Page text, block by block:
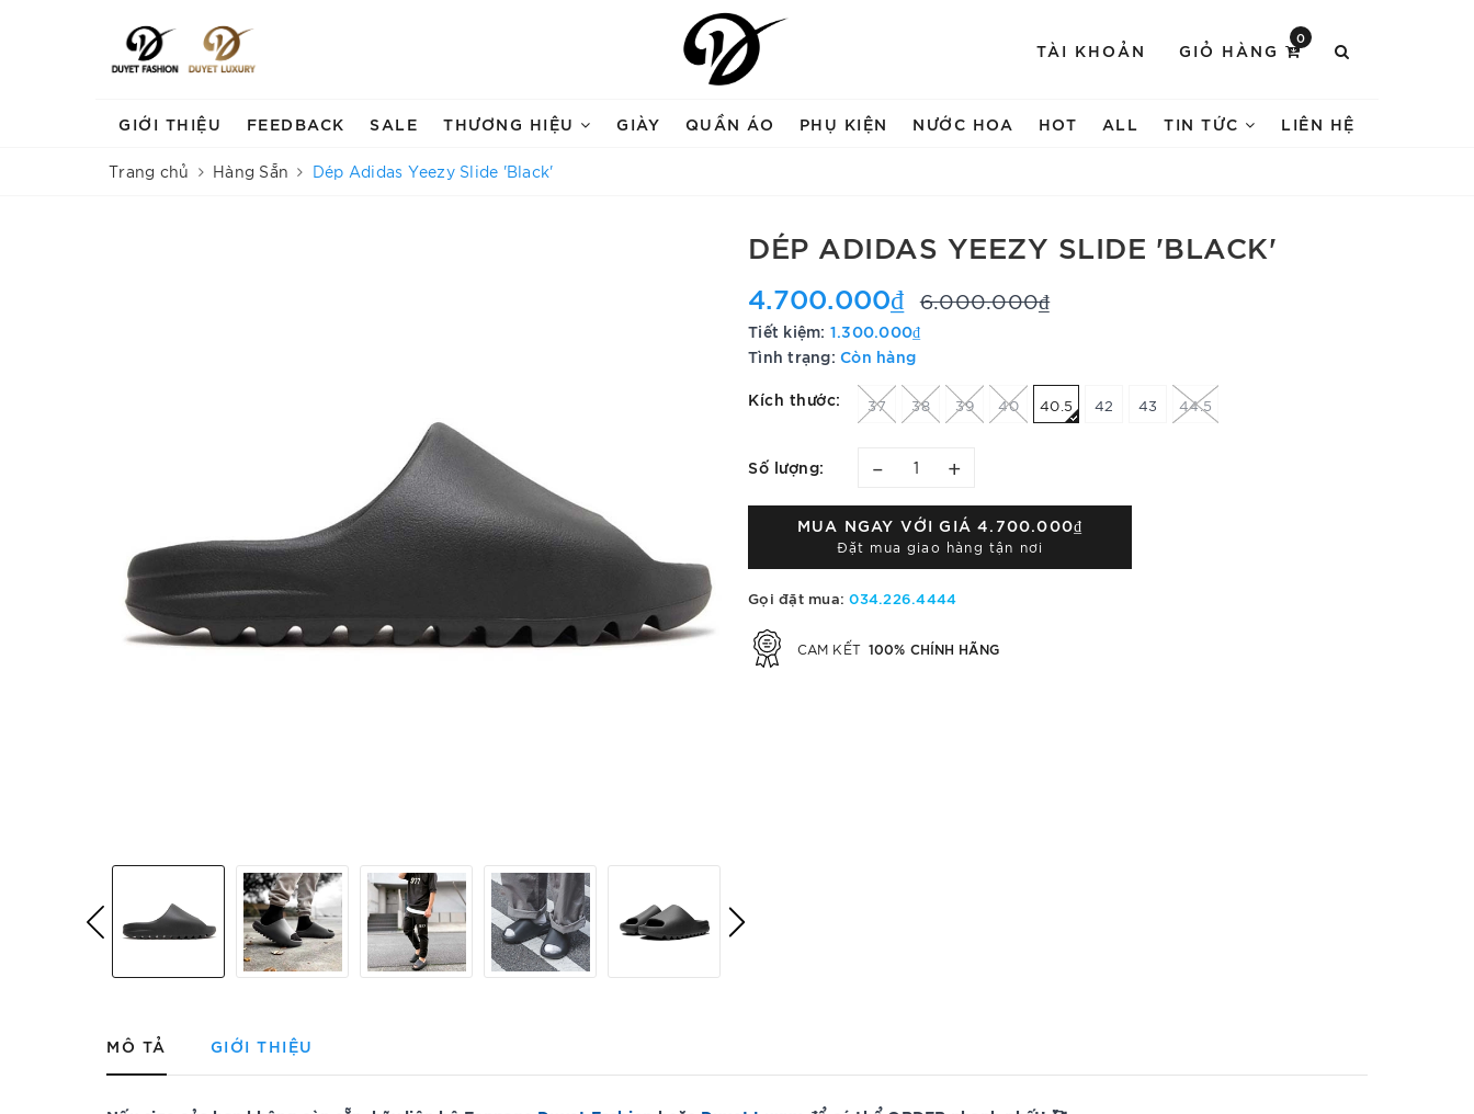
TÀI KHOẢN GIỎ HÀNG
0
GIỚI THIỆU FEEDBACK SALE THƯƠNG HIỆU GIÀY QUẦN ÁO PHỤ KIỆN NƯỚC HOA HOT ALL TIN TỨC LIÊN HỆ
Trang chủ Hàng Sẵn Dép Adidas Yeezy Slide 'Black'
DÉP ADIDAS YEEZY SLIDE 'BLACK'
4.700.000₫ 6.000.000₫
Tiết kiệm: 1.300.000₫
Tình trạng: Còn hàng
Kích thước: 37 38 39 40 40.5 42 43 44.5
Số lượng: – +
MUA NGAY VỚI GIÁ4.700.000₫
Đặt mua giao hàng tận nơi
Gọi đặt mua:034.226.4444
CAM KẾT 100% CHÍNH HÃNG
MÔ TẢ GIỚI THIỆU